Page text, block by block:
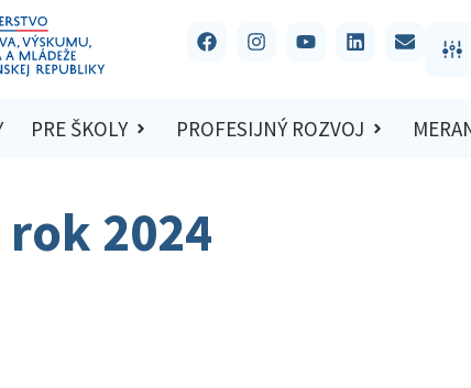
PRE ŠKOLY PROFESIJNÝ ROZVOJ
2024